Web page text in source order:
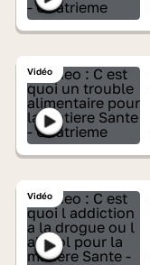
Vidéo
Vidéo